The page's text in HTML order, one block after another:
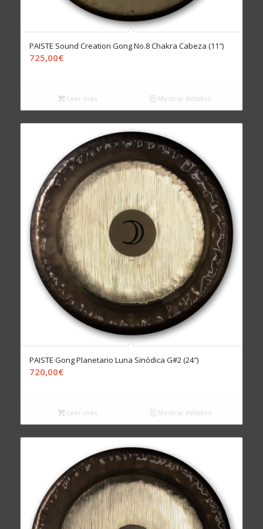
PAISTE Sound Creation Gong No.8 Chakra Cabeza (11″)
725,00€
Leer más Mostrar detalles
PAISTE Gong Planetario Luna Sinódica G#2 (24″)
720,00€
Leer más Mostrar detalles